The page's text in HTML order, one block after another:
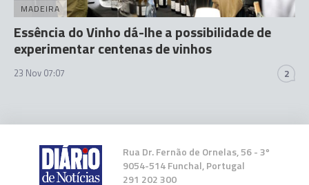
MADEIRA
Essência do Vinho dá-lhe a possibilidade de
experimentar centenas de vinhos
23 Nov 07:07 2
Rua Dr. Fernão de Ornelas, 56 - 3º
9054-514 Funchal, Portugal
291 202 300